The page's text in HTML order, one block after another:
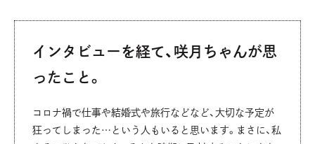
インタビューを経て、咲月ちゃんが思
ったこと。
コロナ禍で仕事や結婚式や旅行などなど、大切な予定が
狂ってしまった…という人もいると思います。まさに、私